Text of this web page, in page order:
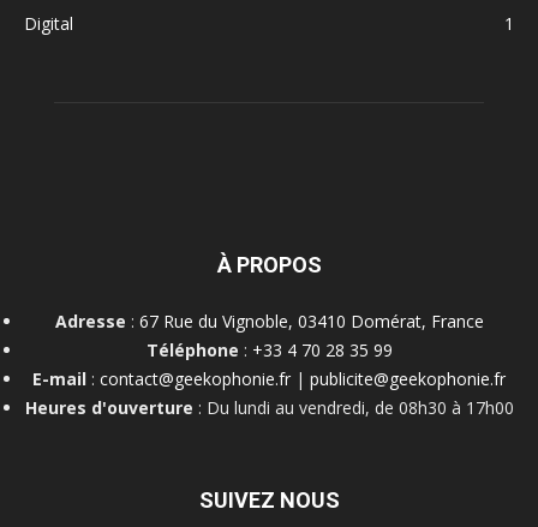
Digital
1
À PROPOS
Adresse : 67 Rue du Vignoble, 03410 Domérat, France
Téléphone : +33 4 70 28 35 99
E-mail : contact@geekophonie.fr | publicite@geekophonie.fr
Heures d'ouverture : Du lundi au vendredi, de 08h30 à 17h00
SUIVEZ NOUS